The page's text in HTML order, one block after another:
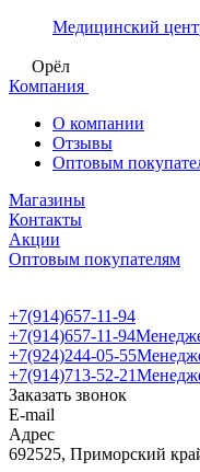
Медицинский
Орёл
Компания
О компании
Отзывы
Оптовым
Магазины
Контакты
Акции
Оптовым покупателям
+7(914)657-11-94
+7(914)657-11-94
+7(924)244-05-55
+7(914)713-52-21
Заказать звонок
E-mail
Адрес
692525, Приморский